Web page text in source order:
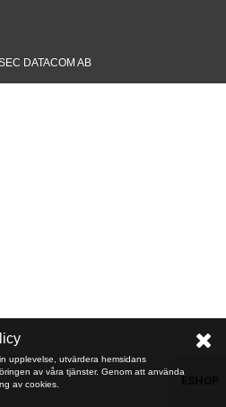
DATACOM AB
upplevelse, utvärdera hemsidans
av våra tjänster. Genom att använda
av cookies.